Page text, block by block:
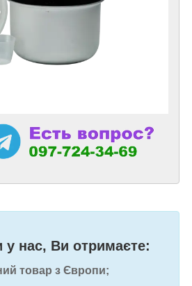
нас, Ви отримаєте:
товар з Європи;